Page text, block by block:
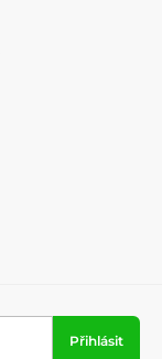
Přihlásit